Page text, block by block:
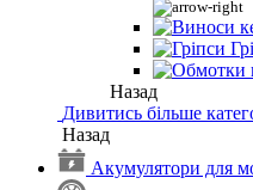
Назад
Дивитись більше
Назад
Акумулятори для